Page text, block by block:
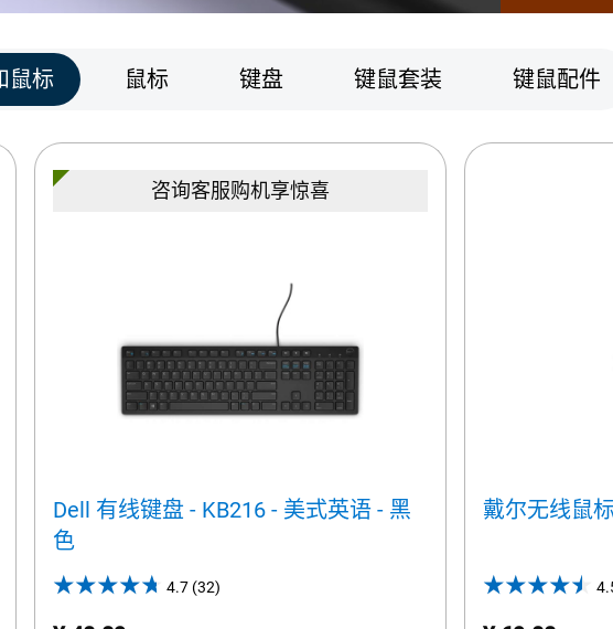
鼠标 鼠标 键盘 键鼠套装 键鼠配件
咨询客服购机享惊喜
Dell 有线键盘 - KB216 - 美式英语 - 黑
色
4.7 (32)
戴尔无线鼠